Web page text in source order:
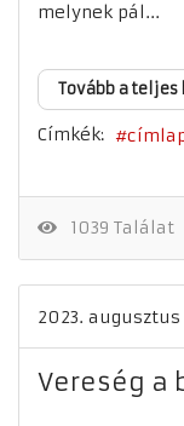
melynek pál...
Tovább a
Címkék:
1039 Találat
2023.
Vereség a